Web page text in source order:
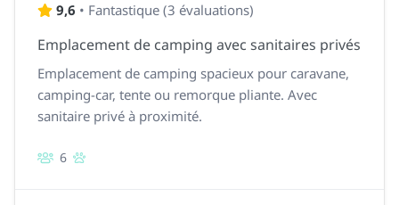
9,6 • Fantastique (3 évaluations)
Emplacement de camping avec sanitaires privés
Emplacement de camping spacieux pour caravane,
camping-car, tente ou remorque pliante. Avec
sanitaire privé à proximité.
6